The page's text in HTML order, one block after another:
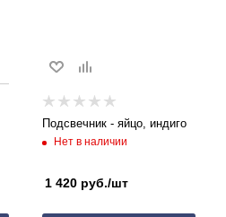
Подсвечник - яйцо, индиго
Нет в наличии
1 420 руб./шт